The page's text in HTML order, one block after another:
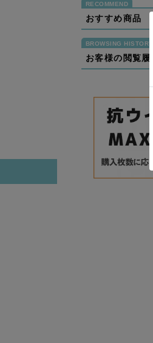
おすすめ商品
お客様の閲覧履